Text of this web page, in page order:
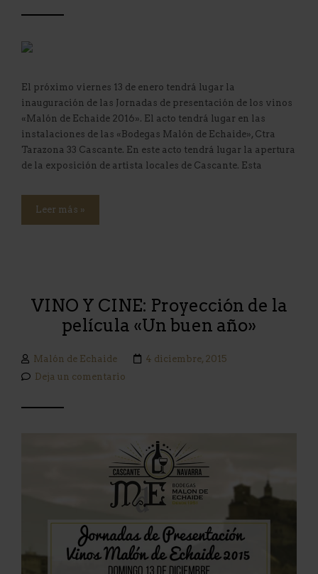
El próximo viernes 13 de enero tendrá lugar la
inauguración de las Jornadas de presentación de los vinos
«Malón de Echaide 2016». El acto tendrá lugar en las
instalaciones de las «Bodegas Malón de Echaide», Ctra
Tarazona 33 Cascante. En este acto tendrá lugar la apertura
de la exposición de artista locales de Cascante. Esta
Leer más »
VINO Y CINE: Proyección de la
película «Un buen año»
Malón de Echaide
4 diciembre, 2015
Deja un comentario